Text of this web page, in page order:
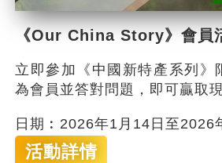
《Our China Story》會員
立即參加《中國新特產系列》
為會員並答對問題，即可贏取
日期︰2026年1月14日至2026
活動詳情